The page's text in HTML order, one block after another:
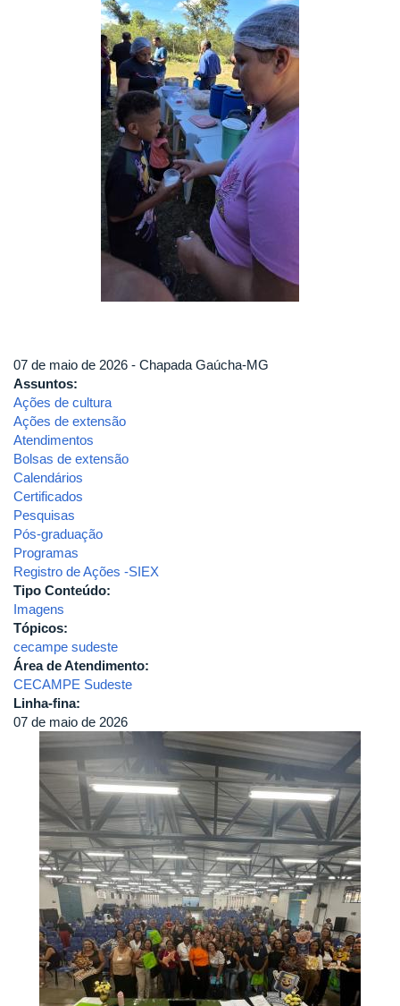
07 de maio de 2026 - Chapada Gaúcha-MG
Assuntos:
Ações de cultura
Ações de extensão
Atendimentos
Bolsas de extensão
Calendários
Certificados
Pesquisas
Pós-graduação
Programas
Registro de Ações -SIEX
Tipo Conteúdo:
Imagens
Tópicos:
cecampe sudeste
Área de Atendimento:
CECAMPE Sudeste
Linha-fina:
07 de maio de 2026